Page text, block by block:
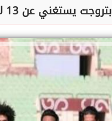
بتروجت يستغني عن 13 لاعب بدوري القسم الثاني